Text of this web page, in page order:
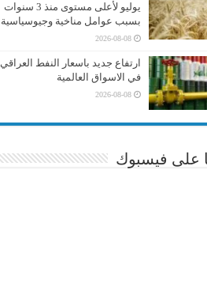
يوليو لأعلى مستوى منذ 3 سنوات
بسبب عوامل مناخية وجيوسياسية
2026-08-08
ارتفاع جديد باسعار النفط العراقي
في الاسواق العالمية
2026-08-08
على فيسبوك